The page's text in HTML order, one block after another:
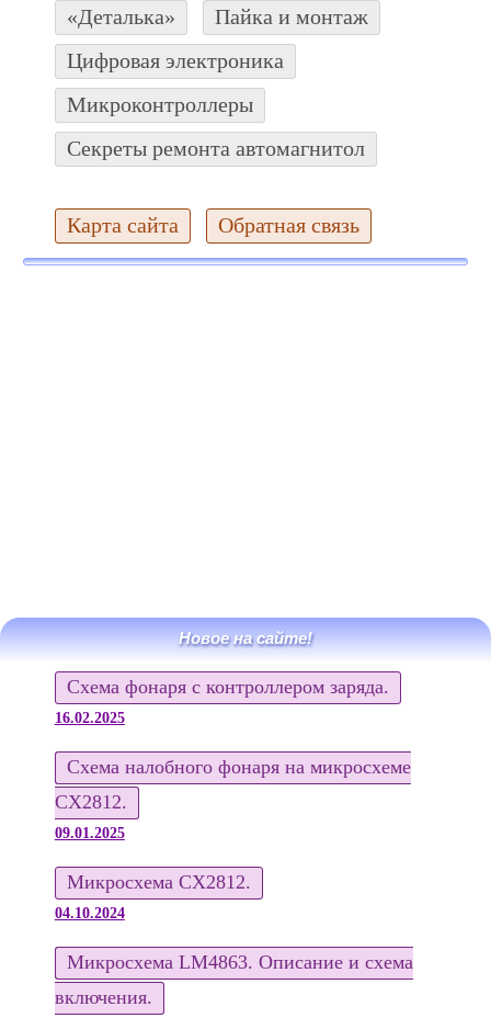
«Деталька»
Пайка и монтаж
Цифровая электроника
Микроконтроллеры
Секреты ремонта автомагнитол
Карта сайта Обратная связь
Новое на сайте!
Схема фонаря с контроллером заряда.
16.02.2025
Схема налобного фонаря на микросхеме
CX2812.
09.01.2025
Микросхема CX2812.
04.10.2024
Микросхема LM4863. Описание и схема
включения.